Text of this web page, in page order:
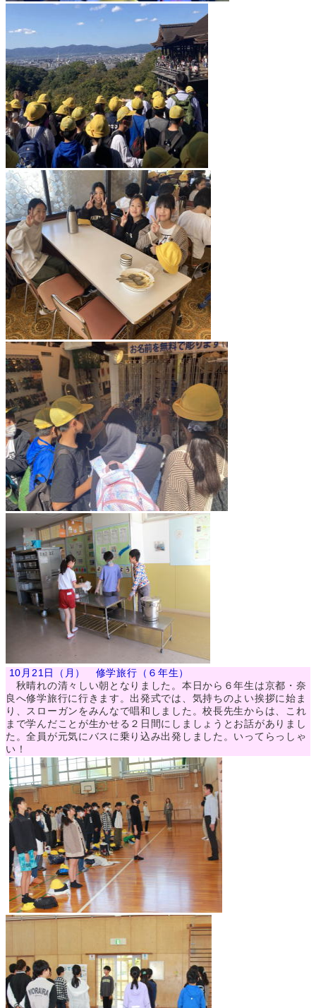
10月21日（月） 修学旅行（６年生）
秋晴れの清々しい朝となりました。本日から６年生は京都・奈
良へ修学旅行に行きます。出発式では、気持ちのよい挨拶に始ま
り、スローガンをみんなで唱和しました。校長先生からは、これ
まで学んだことが生かせる２日間にしましょうとお話がありまし
た。全員が元気にバスに乗り込み出発しました。 いってらっしゃ
い！